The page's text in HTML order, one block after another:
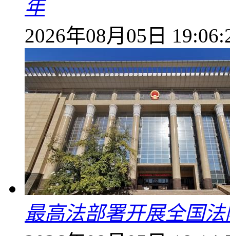
年
2026年08月05日
最高法部署开展全国